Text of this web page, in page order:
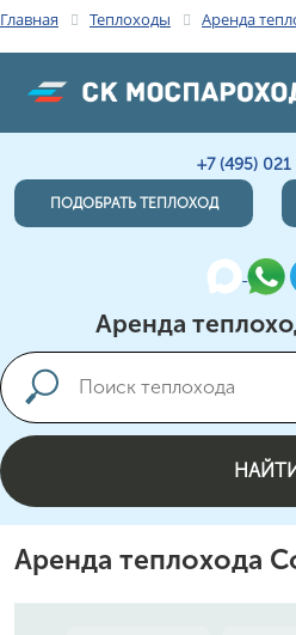
Главная Теплоходы Аренда
+7 (495)
ПОДОБРАТЬ ТЕПЛОХОД
Аренда
Аренда теплохода